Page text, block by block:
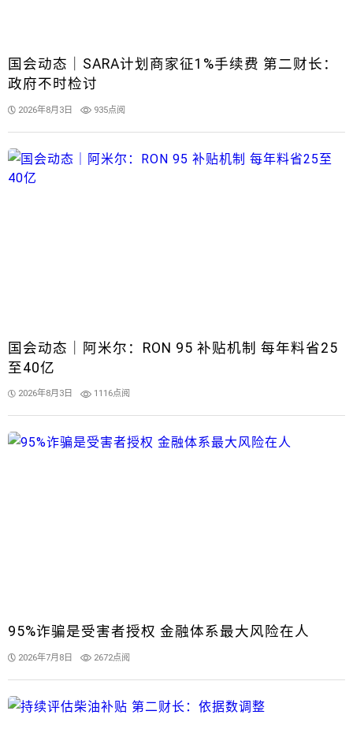
国会动态｜SARA计划商家征1%手续费 第二财长：
政府不时检讨
2026年8月3日 935点阅
国会动态｜阿米尔：RON 95 补贴机制 每年料省25
至40亿
2026年8月3日 1116点阅
95%诈骗是受害者授权 金融体系最大风险在人
2026年7月8日 2672点阅